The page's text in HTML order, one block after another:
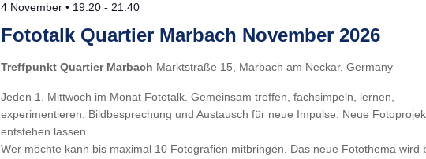
Fototalk Quartier Marbach November 2026
4 November • 19:20 - 21:40
Treffpunkt Quartier Marbach Marktstraße 15, Marbach am Neckar, Germany
Jeden 1. Mittwoch im Monat Fototalk. Gemeinsam treffen, fachsimpeln, lernen,
experimentieren. Bildbesprechung und Austausch für neue Impulse. Neue
entstehen lassen.
Wer möchte kann bis maximal 10 Fotografien mitbringen. Das neue Fotothema wird